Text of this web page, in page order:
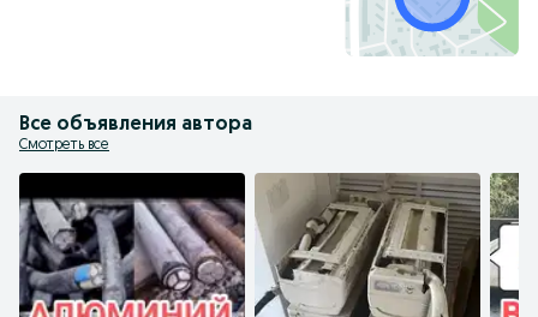
Все объявления автора
Смотреть все